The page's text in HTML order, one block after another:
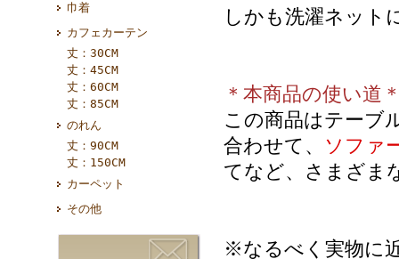
巾着
カフェカーテン
丈：30CM
丈：45CM
丈：60CM
丈：85CM
のれん
丈：90CM
丈：150CM
カーペット
その他
しかも洗濯ネット
＊本商品の使い道
この商品はテーブ
合わせて、
ソファ
てなど、さまざま
※なるべく実物に